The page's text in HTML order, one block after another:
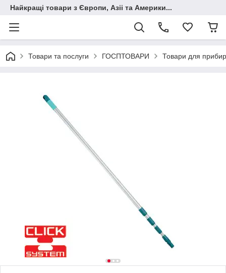
Найкращі товари з Європи, Азіі та Америки...
Товари та послуги ГОСПТОВАРИ Товари для